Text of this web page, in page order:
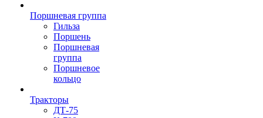
Поршневая группа
Гильза
Поршень
Поршневая
группа
Поршневое
кольцо
Тракторы
ДТ-75